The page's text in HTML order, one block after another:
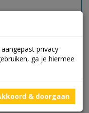
privacy
ga je hiermee
& doorgaan